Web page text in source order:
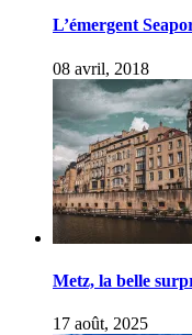
L’émergent
08 avril, 2018
Metz, la belle
17 août, 2025